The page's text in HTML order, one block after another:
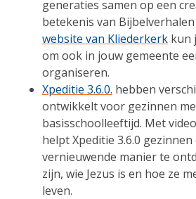
generaties samen op een
betekenis van
website van Kliederkerk kun
om ook in jouw gemeente
organiseren.
Xpeditie 3.6.0. hebben
ontwikkelt voor gezinnen
basisschoolleeftijd. Met
helpt Xpeditie 3.6.0 gezinnen
vernieuwende manier te
zijn, wie Jezus is en hoe ze
leven.